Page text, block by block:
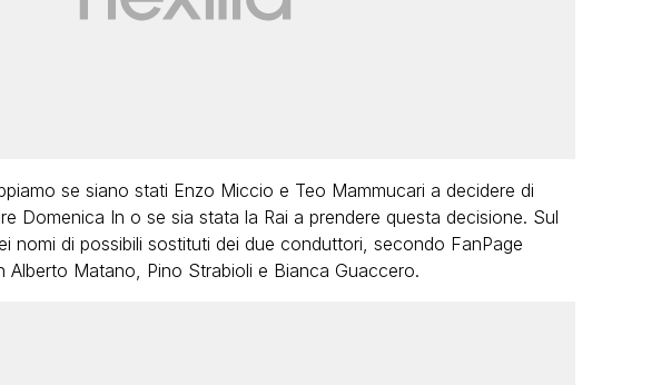
se siano stati Enzo Miccio e Teo Mammucari a decidere di
Domenica In o se sia stata la Rai a prendere questa decisione. Sul
nomi di possibili sostituti dei due conduttori, secondo FanPage
Alberto Matano, Pino Strabioli e Bianca Guaccero.